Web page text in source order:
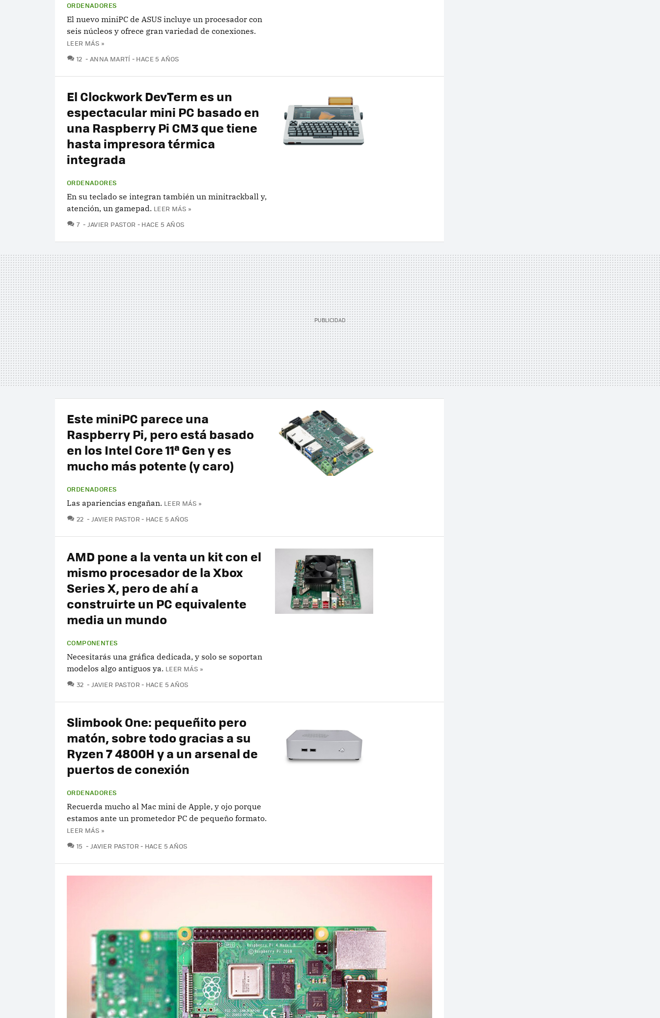
ORDENADORES
El nuevo miniPC de ASUS incluye un procesador con
seis núcleos y ofrece gran variedad de conexiones.
LEER MÁS »
12 COMENTARIOS
ANNA MARTÍ HACE 5 AÑOS
El Clockwork DevTerm es un
espectacular mini PC basado en
una Raspberry Pi CM3 que tiene
hasta impresora térmica
integrada
ORDENADORES
En su teclado se integran también un minitrackball y,
atención, un gamepad. LEER MÁS »
7 COMENTARIOS
JAVIER PASTOR HACE 5 AÑOS
Este miniPC parece una
Raspberry Pi, pero está basado
en los Intel Core 11ª Gen y es
mucho más potente (y caro)
ORDENADORES
Las apariencias engañan. LEER MÁS »
22 COMENTARIOS
JAVIER PASTOR HACE 5 AÑOS
AMD pone a la venta un kit con el
mismo procesador de la Xbox
Series X, pero de ahí a
construirte un PC equivalente
media un mundo
COMPONENTES
Necesitarás una gráfica dedicada, y solo se soportan
modelos algo antiguos ya. LEER MÁS »
32 COMENTARIOS
JAVIER PASTOR HACE 5 AÑOS
Slimbook One: pequeñito pero
matón, sobre todo gracias a su
Ryzen 7 4800H y a un arsenal de
puertos de conexión
ORDENADORES
Recuerda mucho al Mac mini de Apple, y ojo porque
estamos ante un prometedor PC de pequeño formato.
LEER MÁS »
15 COMENTARIOS
JAVIER PASTOR HACE 5 AÑOS